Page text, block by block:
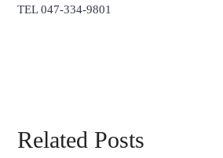
TEL 047-334-9801
Related Posts